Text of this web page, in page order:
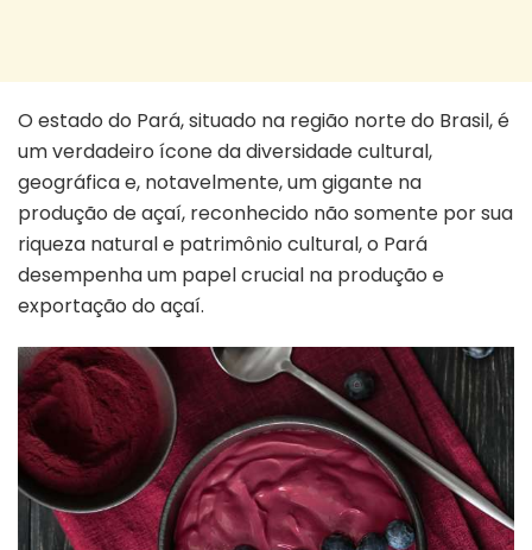
O estado do Pará, situado na região norte do Brasil, é
um verdadeiro ícone da diversidade cultural,
geográfica e, notavelmente, um gigante na
produção de açaí, reconhecido não somente por sua
riqueza natural e patrimônio cultural, o Pará
desempenha um papel crucial na produção e
exportação do açaí.